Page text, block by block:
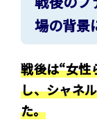
場の背景
戦後は“女性
し、シャネ
た。